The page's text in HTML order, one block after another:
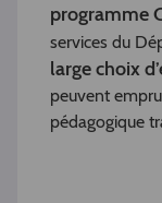
programme
services du
large choix
peuvent
pédagogique